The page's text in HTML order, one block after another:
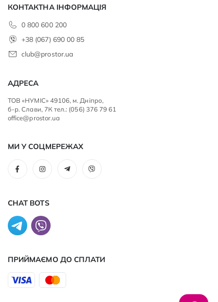
КОНТАКТНА ІНФОРМАЦІЯ
0 800 600 200
+38 (067) 690 00 85
club@prostor.ua
АДРЕСА
ТОВ «НУМІС» 49106, м. Дніпро,
б-р. Слави, 7К тел.: (056) 376 79 61
office@prostor.ua
МИ У СОЦМЕРЕЖАХ
CHAT BOTS
ПРИЙМАЄМО ДО CПЛАТИ